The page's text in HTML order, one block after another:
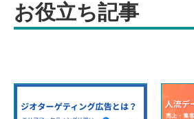
お役立ち記事